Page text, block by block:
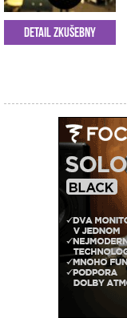
Detail zkušebny